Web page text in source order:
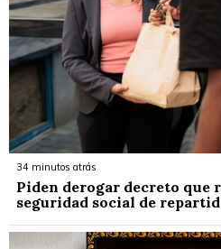
34 minutos atrás
Piden derogar decreto que
seguridad social de